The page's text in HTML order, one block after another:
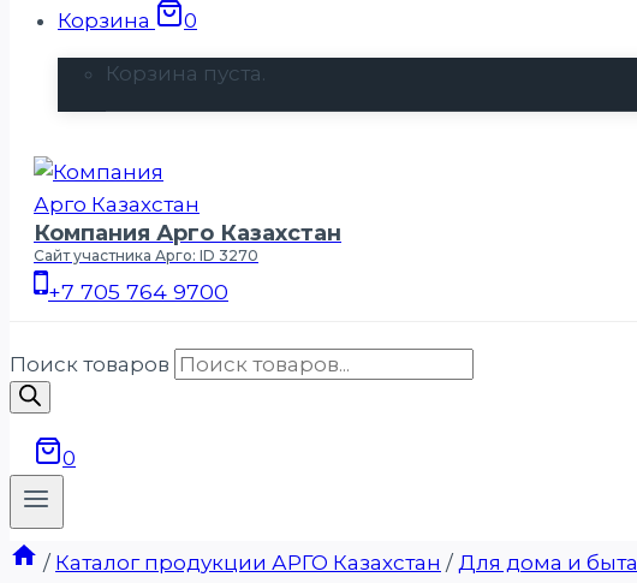
Корзина 0
Корзина пуста.
Компания Арго Казахстан
Сайт участника Арго: ID 3270
+7 705 764 9700
Поиск товаров
0
/ Каталог продукции АРГО Казахстан / Для дома и быта